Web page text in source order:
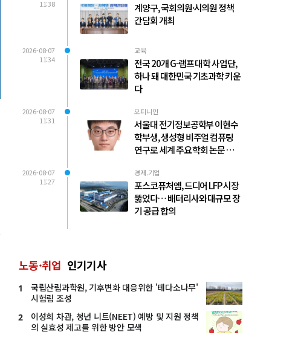
11:38
계양구, 국회의원·시의원 정책
간담회 개최
2026-08-07
11:34
교육
전국 20개 G-램프 대학 사업단,
하나 돼 대한민국 기초과학 키운
다
2026-08-07
11:31
오피니언
서울대 전기정보공학부 이현수
학부생, 생성형 비주얼 컴퓨팅
연구로 세계 주요 학회 논문 다수
2026-08-07
11:27
경제.기업
포스코퓨처엠, 드디어 LFP 시장
뚫었다… 배터리사와 대규모 장
기 공급 합의
노동·취업 인기기사
1
국립산림과학원, 기후변화 대응위한 '테다소나무'
시험림 조성
2
이성희 차관, 청년 니트(NEET) 예방 및 지원 정책
의 실효성 제고를 위한 방안 모색